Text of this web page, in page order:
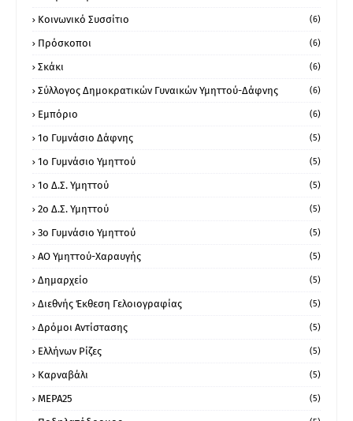
Κοινωνικό Συσσίτιο (6)
Πρόσκοποι (6)
Σκάκι (6)
Σύλλογος Δημοκρατικών Γυναικών Υμηττού-Δάφνης (6)
Εμπόριο (6)
1ο Γυμνάσιο Δάφνης (5)
1ο Γυμνάσιο Υμηττού (5)
1ο Δ.Σ. Υμηττού (5)
2ο Δ.Σ. Υμηττού (5)
3ο Γυμνάσιο Υμηττού (5)
ΑΟ Υμηττού-Χαραυγής (5)
Δημαρχείο (5)
Διεθνής Έκθεση Γελοιογραφίας (5)
Δρόμοι Αντίστασης (5)
Ελλήνων Ρίζες (5)
Καρναβάλι (5)
ΜΕΡΑ25 (5)